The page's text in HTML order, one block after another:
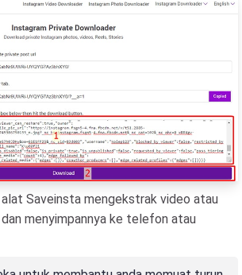
alat Saveinsta mengekstrak video atau
menyimpannya ke telefon atau